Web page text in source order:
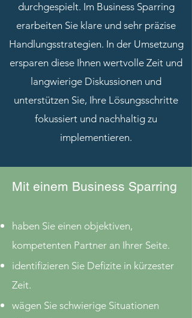
durchgespielt. Im Business Sparring
erarbeiten Sie klare und sehr präzise
Handlungsstrategien. In der Umsetzung
ersparen diese Ihnen wertvolle Zeit und
langwierige Diskussionen und
unterstützen Sie, Ihre Lösungsschritte
fokussiert und nachhaltig zu
implementieren.
Mit einem Business Sparring
haben Sie einen objektiven,
kompetenten Partner an Ihrer Seite.
identifizieren Sie Defizite in kürzester
Zeit.
wägen Sie schwierige Situationen